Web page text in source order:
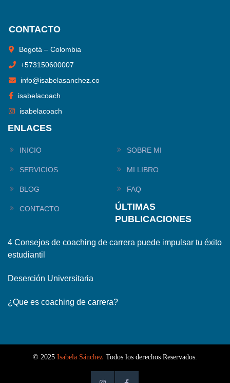
CONTACTO
Bogotá – Colombia
+573150600007
info@isabelasanchez.co
isabelacoach
isabelacoach
ENLACES
INICIO SOBRE MI
SERVICIOS MI LIBRO
BLOG FAQ
CONTACTO
ÚLTIMAS
PUBLICACIONES
4 Consejos de coaching de carrera puede impulsar tu éxito
estudiantil
Deserción Universitaria
¿Que es coaching de carrera?
© 2025 Isabela Sánchez Todos los derechos Reservados.